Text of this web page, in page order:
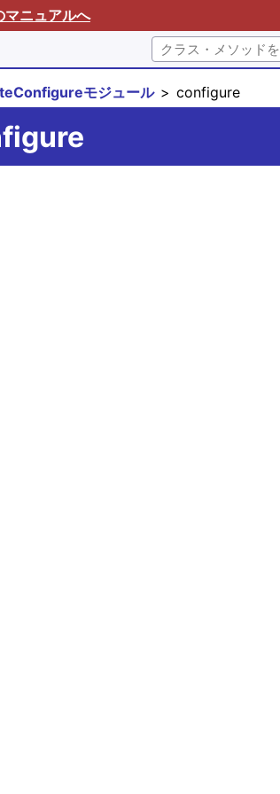
マニュアルへ
モジュール configure